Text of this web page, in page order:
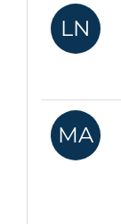
LN
MA